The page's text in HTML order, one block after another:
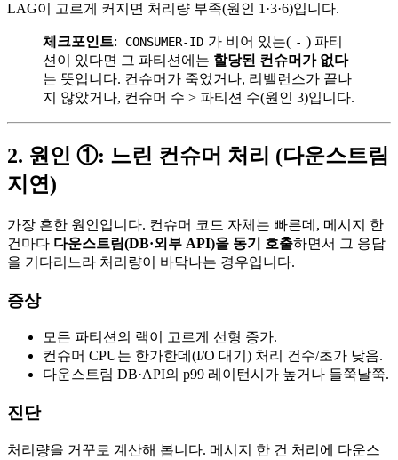
LAG이 고르게 커지면 처리량 부족(원인 1·3·6)입니다.
체크포인트: CONSUMER-ID 가 비어 있는( - ) 파티
션이 있다면 그 파티션에는 할당된 컨슈머가 없다
는 뜻입니다. 컨슈머가 죽었거나, 리밸런스가 끝나
지 않았거나, 컨슈머 수 > 파티션 수(원인 3)입니다.
2. 원인 ①: 느린 컨슈머 처리 (다운스트림
지연)
가장 흔한 원인입니다. 컨슈머 코드 자체는 빠른데, 메시지 한
건마다 다운스트림(DB·외부 API)을 동기 호출하면서 그 응답
을 기다리느라 처리량이 바닥나는 경우입니다.
증상
모든 파티션의 랙이 고르게 선형 증가.
컨슈머 CPU는 한가한데(I/O 대기) 처리 건수/초가 낮음.
다운스트림 DB·API의 p99 레이턴시가 높거나 들쭉날쭉.
진단
처리량을 거꾸로 계산해 봅니다. 메시지 한 건 처리에 다운스